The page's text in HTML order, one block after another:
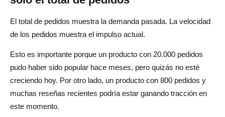
El total de pedidos muestra la demanda pasada. La velocidad
de los pedidos muestra el impulso actual.
Esto es importante porque un producto con 20.000 pedidos
pudo haber sido popular hace meses, pero quizás no esté
creciendo hoy. Por otro lado, un producto con 800 pedidos y
muchas reseñas recientes podría estar ganando tracción en
este momento.